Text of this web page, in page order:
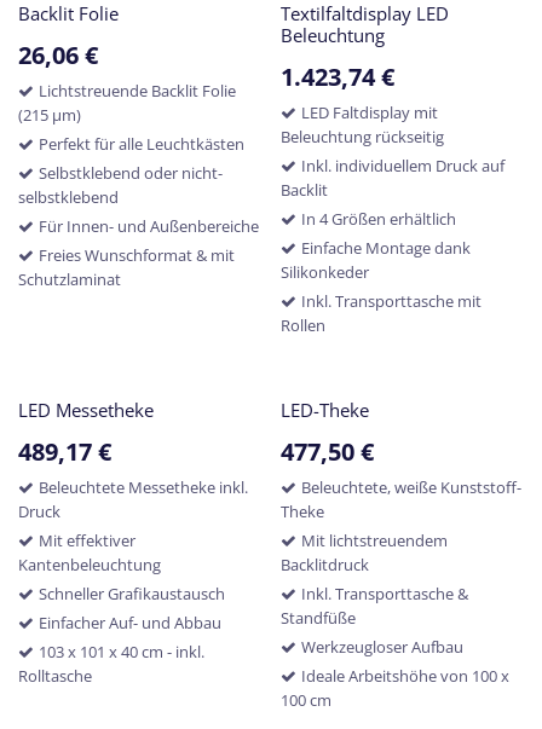
Backlit Folie
26,06€
Lichtstreuende Backlit Folie
(215 µm)
Perfekt für alle Leuchtkästen
Selbstklebend oder nicht-
selbstklebend
Für Innen- und Außenbereiche
Freies Wunschformat & mit
Schutzlaminat
Textilfaltdisplay LED
Beleuchtung
1.423,74€
LED Faltdisplay mit
Beleuchtung rückseitig
Inkl. individuellem Druck auf
Backlit
In 4 Größen erhältlich
Einfache Montage dank
Silikonkeder
Inkl. Transporttasche mit
Rollen
LED Messetheke
489,17€
Beleuchtete Messetheke inkl.
Druck
Mit effektiver
Kantenbeleuchtung
Schneller Grafikaustausch
Einfacher Auf- und Abbau
103 x 101 x 40 cm - inkl.
Rolltasche
LED-Theke
477,50€
Beleuchtete, weiße Kunststoff-
Theke
Mit lichtstreuendem
Backlitdruck
Inkl. Transporttasche &
Standfüße
Werkzeugloser Aufbau
Ideale Arbeitshöhe von 100 x
100 cm